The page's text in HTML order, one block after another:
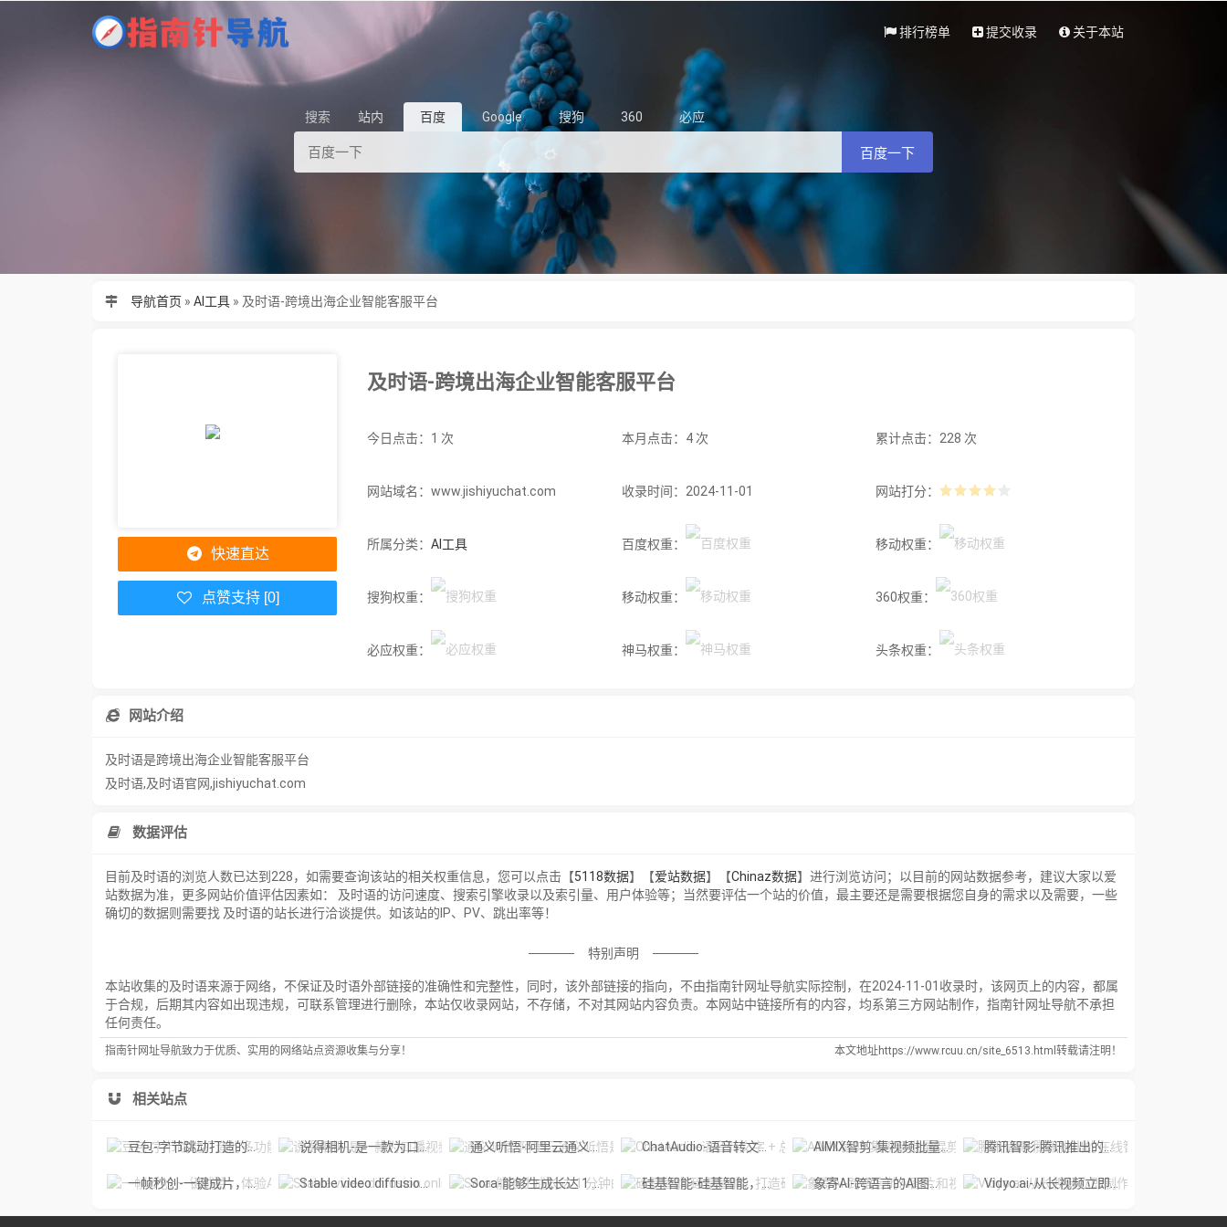
排行榜单 提交收录 关于本站
搜索 站内 百度 Google 搜狗 360 必应
百度一下
导航首页 » AI工具» 及时语-跨境出海企业智能客服平台
及时语-跨境出海企业智能客服平台
今日点击：1 次 本月点击：4 次 累计点击：228 次
网站域名：www.jishiyuchat.com 收录时间：2024-11-01 网站打分：
所属分类： AI工具 百度权重： 移动权重：
搜狗权重： 移动权重： 360权重：
必应权重： 神马权重： 头条权重：
快速直达
点赞支持 [0]
网站介绍
及时语是跨境出海企业智能客服平台
及时语,及时语官网,jishiyuchat.com
数据评估
目前及时语的浏览人数已达到228，如需要查询该站的相关权重信息，您可以点击【5118数据】【爱站数据】【Chinaz数据】进行浏览访问；以目前的网站数据参考，建议大家以爱
站数据为准，更多网站价值评估因素如： 及时语的访问速度、搜索引擎收录以及索引量、用户体验等；当然要评估一个站的价值，最主要还是需要根据您自身的需求以及需要，一些
确切的数据则需要找 及时语的站长进行洽谈提供。如该站的IP、PV、跳出率等！
特别声明
本站收集的及时语来源于网络，不保证及时语外部链接的准确性和完整性，同时，该外部链接的指向，不由指南针网址导航实际控制，在2024-11-01收录时，该网页上的内容，都属
于合规，后期其内容如出现违规，可联系管理进行删除，本站仅收录网站，不存储，不对其网站内容负责。本网站中链接所有的内容，均系第三方网站制作，指南针网址导航不承担
任何责任。
指南针网址导航致力于优质、实用的网络站点资源收集与分享！ 本文地址https://www.rcuu.cn/site_6513.html转载请注明！
相关站点
豆包-字节跳动打造的多功能AI对话工具 说得相机-是一款为口播视频创作者量身定制的智能拍摄工具 通义听悟-阿里云通义听悟是聚焦音视频内容的工作学习AI助手 ChatAudio-语音转文字 + 总结 + 对话 AIMIX智剪-集视频批量混剪、文案、字幕生成、语音合成等短视频运营功能于一 腾讯智影-腾讯推出的在线智能视频创作平台
一帧秒创-一键成片，体验AI智能视频创作的魅力 Stable video diffusion online-免费激活您的图像，用 Stable Video Diffus Sora-能够生成长达 1 分钟的高清视频 硅基智能-硅基智能，打造硅基劳动力，让人回归人的价值。 象寄AI-跨语言的AI图片和视频翻译工具 Vidyo.ai-从长视频立即制作短视频。